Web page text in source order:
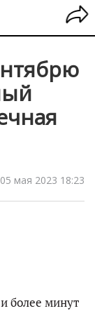
05 мая 2023 18:23
более минут